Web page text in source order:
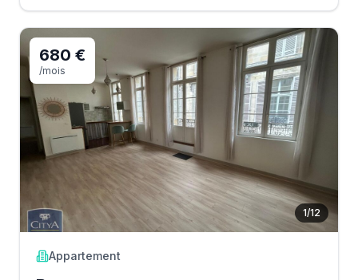
1/12
680 €
/mois
Appartement